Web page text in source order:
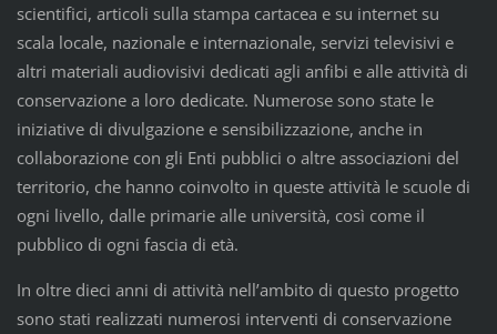
scientifici, articoli sulla stampa cartacea e su internet su
scala locale, nazionale e internazionale, servizi televisivi e
altri materiali audiovisivi dedicati agli anfibi e alle attività di
conservazione a loro dedicate. Numerose sono state le
iniziative di divulgazione e sensibilizzazione, anche in
collaborazione con gli Enti pubblici o altre associazioni del
territorio, che hanno coinvolto in queste attività le scuole di
ogni livello, dalle primarie alle università, così come il
pubblico di ogni fascia di età.
In oltre dieci anni di attività nell’ambito di questo progetto
sono stati realizzati numerosi interventi di conservazione